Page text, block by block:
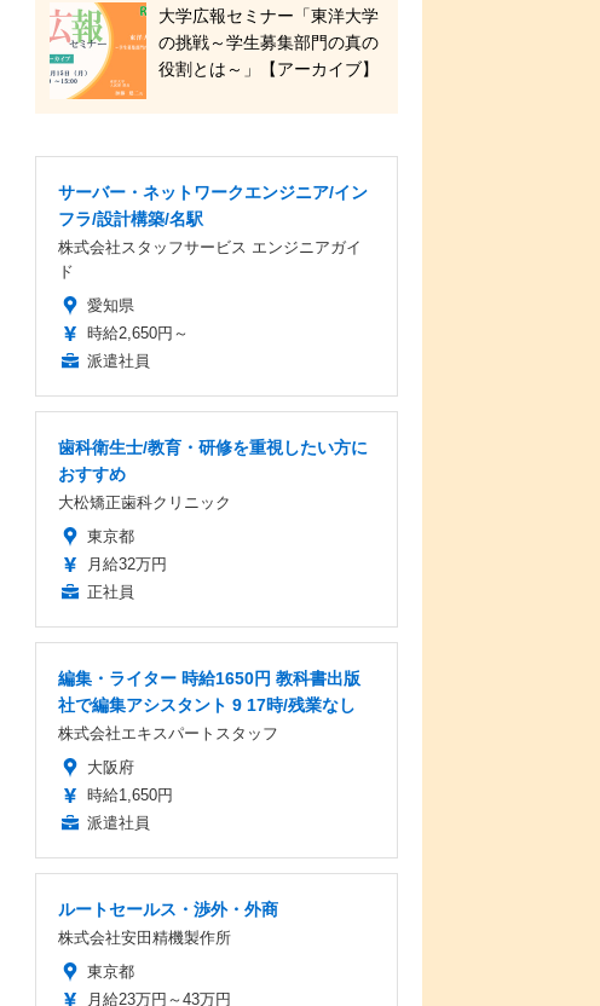
大学広報セミナー「東洋大学
の挑戦～学生募集部門の真の
役割とは～」【アーカイブ】
サーバー・ネットワークエンジニア/イン
フラ/設計構築/名駅
株式会社スタッフサービス エンジニアガイ
ド
愛知県
時給2,650円～
派遣社員
歯科衛生士/教育・研修を重視したい方に
おすすめ
大松矯正歯科クリニック
東京都
月給32万円
正社員
編集・ライター 時給1650円 教科書出版
社で編集アシスタント 9 17時/残業なし
株式会社エキスパートスタッフ
大阪府
時給1,650円
派遣社員
ルートセールス・渉外・外商
株式会社安田精機製作所
東京都
月給23万円～43万円